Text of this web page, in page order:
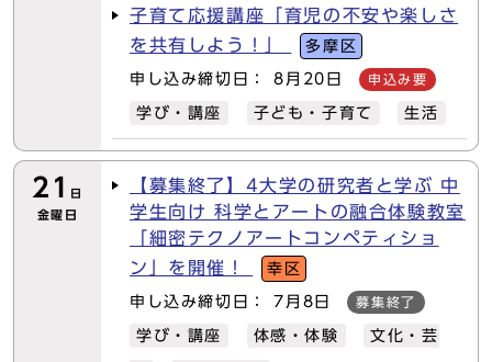
子育て応援講座「育児の不安や楽しさ
を共有しよう！」
多摩区
申し込み締切日： 8月20日 申込み要
学び・講座 子ども・子育て 生活
21 日
金曜日
【募集終了】4大学の研究者と学ぶ 中
学生向け 科学とアートの融合体験教室
「細密テクノアートコンペティショ
ン」を開催！
幸区
申し込み締切日： 7月8日 募集終了
学び・講座 体感・体験 文化・芸